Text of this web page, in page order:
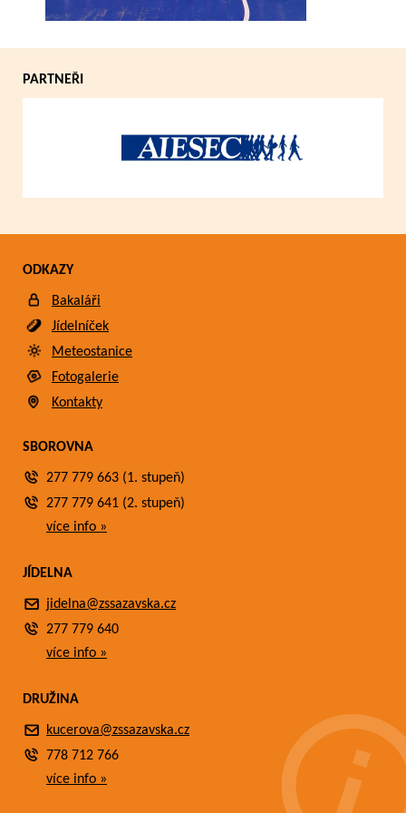
PARTNEŘI
ODKAZY
Bakaláři
Jídelníček
Meteostanice
Fotogalerie
Kontakty
SBOROVNA
277 779 663 (1. stupeň)
277 779 641 (2. stupeň)
více info »
JÍDELNA
jidelna@zssazavska.cz
277 779 640
více info »
DRUŽINA
kucerova@zssazavska.cz
778 712 766
více info »